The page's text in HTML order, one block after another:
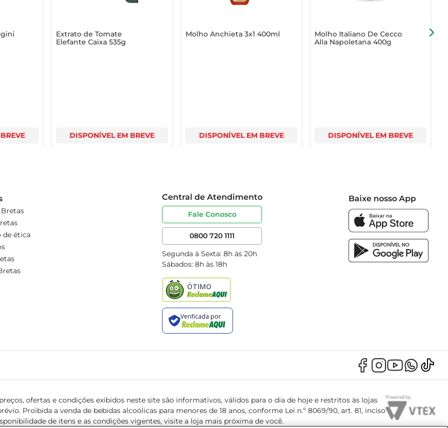
Extrato de Tomate
Elefante Caixa 535g
DISPONÍVEL EM BREVE
Molho Anchieta 3x1 400ml
DISPONÍVEL EM BREVE
Molho Italiano De Cecco
Alla Napoletana 400g
DISPONÍVEL EM BREVE
de ética
Central de Atendimento
Fale Conosco
0800 720 1111
Segunda à Sexta: 8h às 20h
Sábados: 8h às 18h
Baixe nosso App
ofertas e condições exibidos neste site são informativos, válidos para o dia de hoje e restritos às lojas
Proibida a venda de bebidas alcoólicas para menores de 18 anos, conforme Lei n.º 8069/90, art. 81, inciso
de itens e as condições vigentes, visite a loja mais próxima de você.